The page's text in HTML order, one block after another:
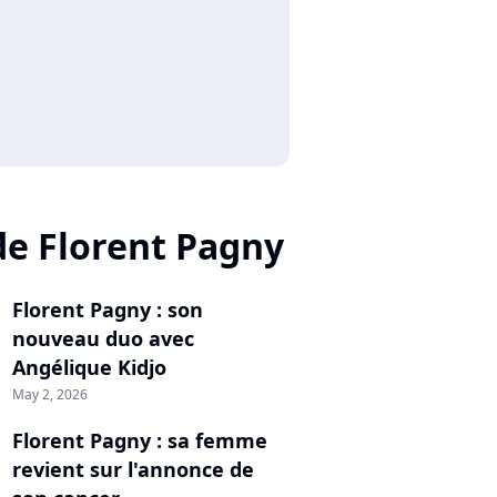
Florent Pagny
Florent Pagny : son
nouveau duo avec
Angélique Kidjo
May 2, 2026
Florent Pagny : sa femme
revient sur l'annonce de